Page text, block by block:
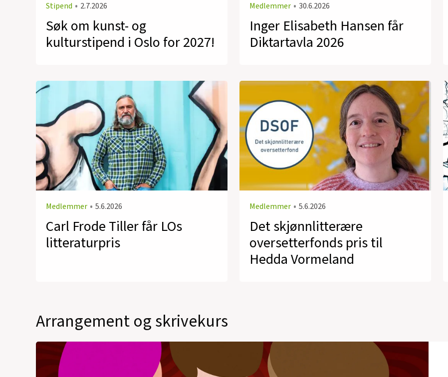
Stipend • 2.7.2026
Søk om kunst- og
kulturstipend i Oslo for 2027!
Medlemmer • 30.6.2026
Inger Elisabeth Hansen får
Diktartavla 2026
Medlemmer • 5.6.2026
Carl Frode Tiller får LOs
litteraturpris
Medlemmer • 5.6.2026
Det skjønnlitterære
oversetterfonds pris til
Hedda Vormeland
Arrangement og skrivekurs